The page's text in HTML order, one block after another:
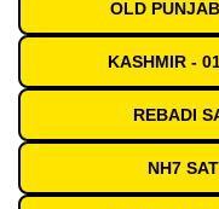
OLD
KASHMIR -
REBADI
NH7